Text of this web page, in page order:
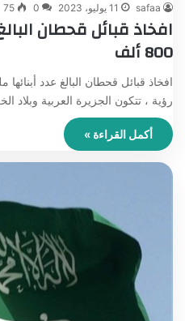
safaa 11 يوليو، 2023 0
75
افخاذ قبائل قحطان
800 ألف
رؤية ، تتكون الجزيرة العربية وبلاد
أكمل القراءة »